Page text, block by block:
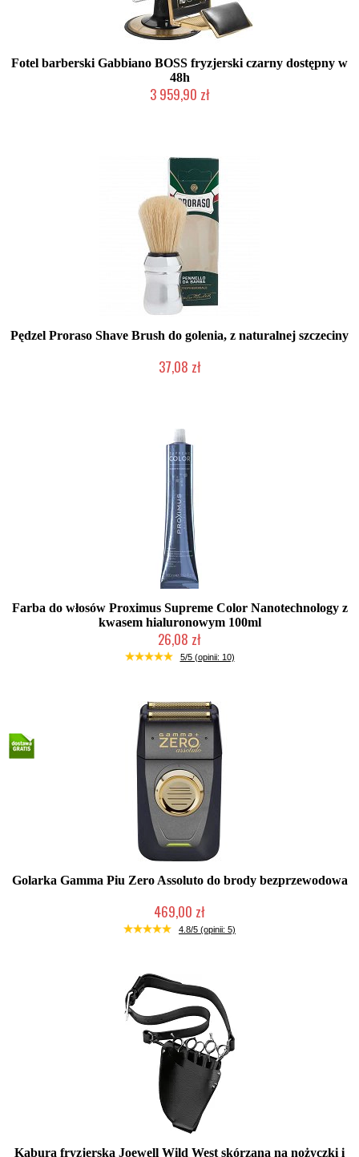
Fotel barberski Gabbiano BOSS fryzjerski czarny dostępny w
48h
3 959,90 zł
Pędzel Proraso Shave Brush do golenia, z naturalnej szczeciny
37,08 zł
Farba do włosów Proximus Supreme Color Nanotechnology z
kwasem hialuronowym 100ml
26,08 zł
Duża ilość (wysyłka w 24h)
5/5 (opinii: 10)
Golarka Gamma Piu Zero Assoluto do brody bezprzewodowa
469,00 zł
Duża ilość (wysyłka w 24h)
4.8/5 (opinii: 5)
Kabura fryzjerska Joewell Wild West skórzana na nożyczki i